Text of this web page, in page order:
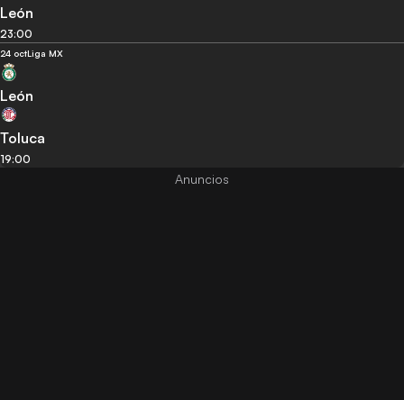
León
23:00
24 octLiga MX
León
Toluca
19:00